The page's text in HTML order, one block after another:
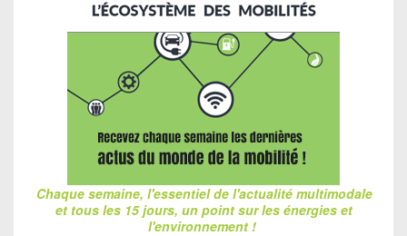
Chaque semaine, l'essentiel de l'actualité multimodale
et tous les 15 jours, un point sur les énergies et
l'environnement !